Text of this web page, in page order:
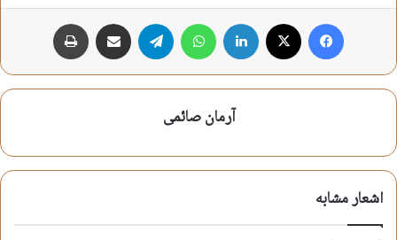
اشعار روضه
اشعار شهادت
اشعار کانال حدیث اشک
اشعار مدح
اشعار مذهبی
اشعار مولودی
رو سياهم كه نشد توبه ى من مقبولت واى بر من كه فقط بار گناه
فیس بوک لینکدین تلگرام اشتراک گذاری از طریق ایمیل
آرمان صائمی
اشعار مشابه